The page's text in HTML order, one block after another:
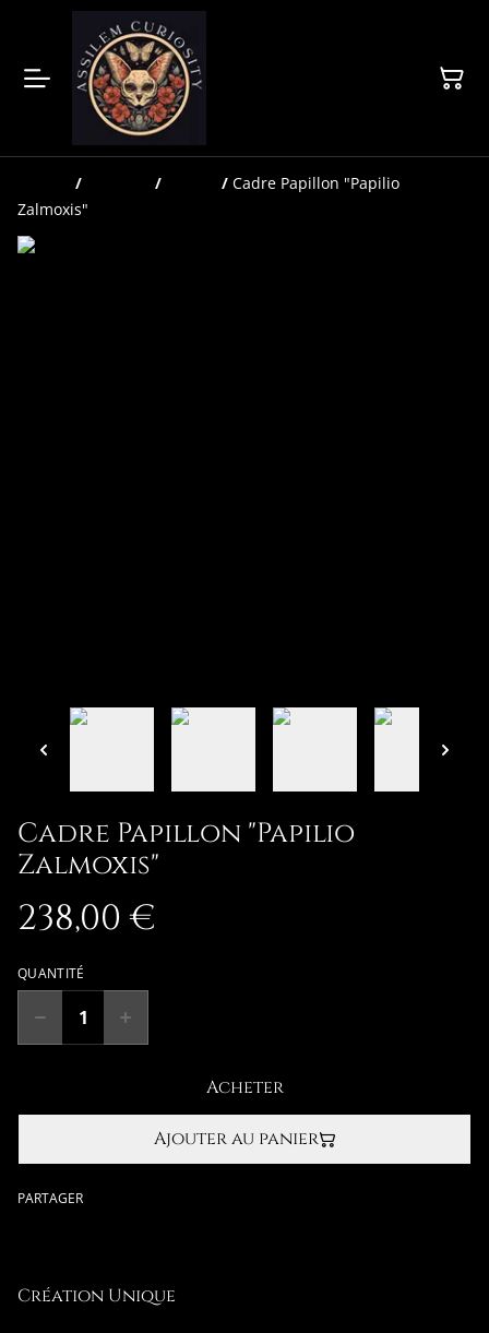
/ / / Cadre Papillon "Papilio
Zalmoxis"
Cadre Papillon "Papilio
Zalmoxis"
238,00 €
QUANTITÉ
Acheter
Ajouter au panier
PARTAGER
Création Unique